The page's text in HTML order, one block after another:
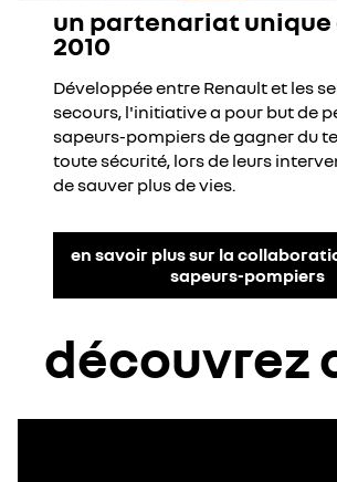
un partenariat unique
2010
Développée entre Renault et les
secours, l'initiative a pour but de
sapeurs-pompiers de gagner du
toute sécurité, lors de leurs
de sauver plus de vies.
en savoir plus sur la
sapeurs-pompiers
découvrez